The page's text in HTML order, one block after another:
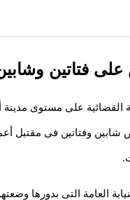
على فتاتين
على مستوى مدينة
وفتاتين فى مقتبل
العامة التى بدورها